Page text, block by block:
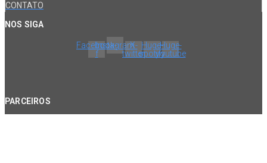
CONTATO
NOS SIGA
Facebook-
f
InstagramX-
twitter
Huge-
spotify
Huge-
youtube
PARCEIROS